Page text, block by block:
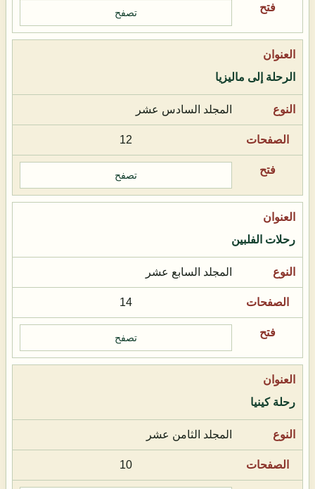
تصفح
الرحلة إلى ماليزيا
المجلد السادس عشر
12
تصفح
رحلات الفلبين
المجلد السابع عشر
14
تصفح
رحلة كينيا
المجلد الثامن عشر
10